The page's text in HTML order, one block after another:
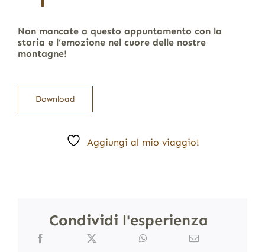
Non mancate a questo appuntamento con la
storia e l’emozione nel cuore delle nostre
montagne!
Download
Aggiungi al mio viaggio!
Condividi l'esperienza